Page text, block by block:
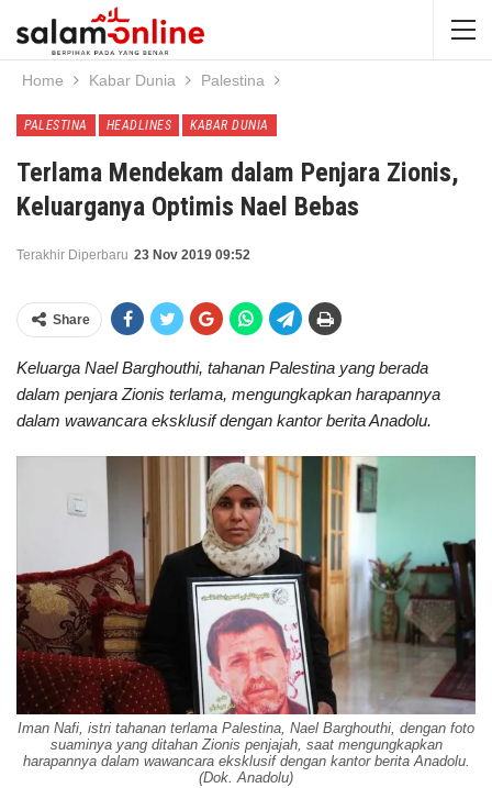
Home Kabar Dunia Palestina
PALESTINA HEADLINES KABAR DUNIA
Terlama Mendekam dalam Penjara Zionis,
Keluarganya Optimis Nael Bebas
Terakhir Diperbaru 23 Nov 2019 09:52
Share
Keluarga Nael Barghouthi, tahanan Palestina yang berada
dalam penjara Zionis terlama, mengungkapkan harapannya
dalam wawancara eksklusif dengan kantor berita Anadolu.
Iman Nafi, istri tahanan terlama Palestina, Nael Barghouthi, dengan foto
suaminya yang ditahan Zionis penjajah, saat mengungkapkan
harapannya dalam wawancara eksklusif dengan kantor berita Anadolu.
(Dok. Anadolu)